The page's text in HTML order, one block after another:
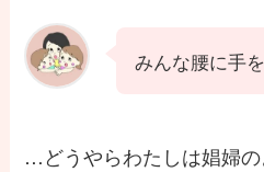
みんな腰に手
…どうやらわたしは娼婦の